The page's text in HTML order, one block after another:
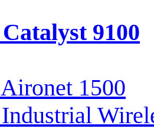
9100
1500